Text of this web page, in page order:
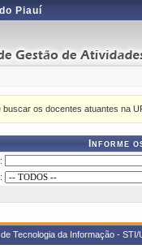
Piauí
buscar os docentes atuantes na
Informe
Tecnologia da Informação -